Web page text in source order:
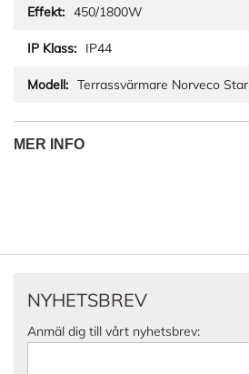
450/1800W
IP44
Terrassvärmare Norveco Star
MER INFO
NYHETSBREV
Anmäl dig till vårt nyhetsbrev: